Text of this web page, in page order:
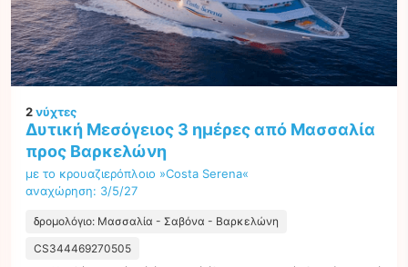
2νύχτες
Δυτική Μεσόγειος 3 ημέρες από Μασσαλία
προς Βαρκελώνη
με το κρουαζιερόπλοιο »Costa Serena«
αναχώρηση: 3/5/27
δρομολόγιο: Μασσαλία - Σαβόνα - Βαρκελώνη
CS344469270505